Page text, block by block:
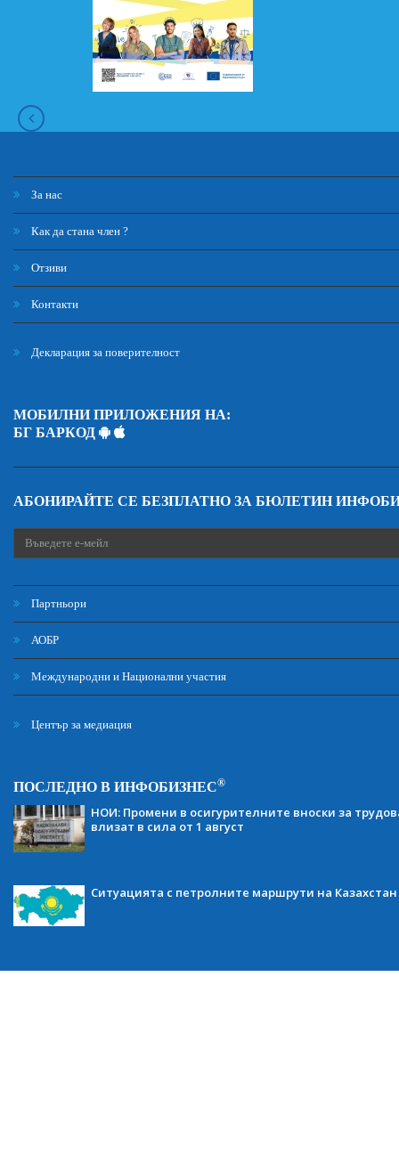
За нас
Как да стана член ?
Отзиви
Контакти
Декларация за поверителност
МОБИЛНИ ПРИЛОЖЕНИЯ НА:
БГ БАРКОД
АБОНИРАЙТЕ СЕ БЕЗПЛАТНО ЗА БЮЛЕТИН
Партньори
АОБР
Международни и Национални участия
Център за медиация
ПОСЛЕДНО В ИНФОБИЗНЕС®
НОИ: Промени в осигурителните вноски за
влизат в сила от 1 август
Ситуацията с петролните маршрути на Казахстан